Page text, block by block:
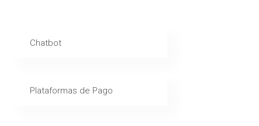
Chatbot
Plataformas de Pago